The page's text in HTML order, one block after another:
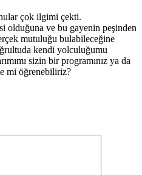
çok ilgimi çekti.
olduğuna ve bu gayenin peşinden
mutuluğu bulabileceğine
kendi yolculuğumu
sizin bir programınız ya da
mi öğrenebiliriz?